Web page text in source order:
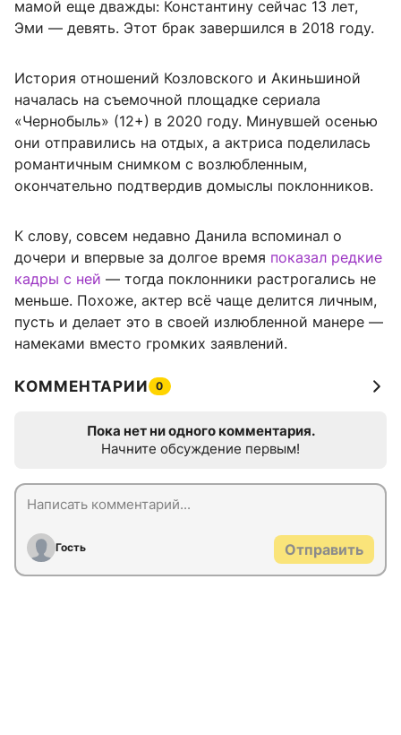
мамой еще дважды: Константину сейчас 13 лет,
Эми — девять. Этот брак завершился в 2018 году.
История отношений Козловского и Акиньшиной
началась на съемочной площадке сериала
«Чернобыль» (12+) в 2020 году. Минувшей осенью
они отправились на отдых, а актриса поделилась
романтичным снимком с возлюбленным,
окончательно подтвердив домыслы поклонников.
К слову, совсем недавно Данила вспоминал о
дочери и впервые за долгое время показал редкие
кадры с ней — тогда поклонники растрогались не
меньше. Похоже, актер всё чаще делится личным,
пусть и делает это в своей излюбленной манере —
намеками вместо громких заявлений.
КОММЕНТАРИИ 0
Пока нет ни одного комментария.
Начните обсуждение первым!
Гость Отправить